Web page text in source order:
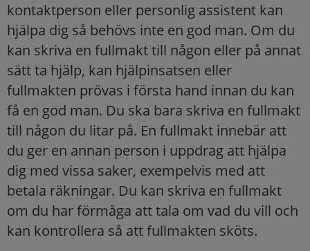
kontaktperson eller personlig assistent kan
hjälpa dig så behövs inte en god man. Om du
kan skriva en fullmakt till någon eller på annat
sätt ta hjälp, kan hjälpinsatsen eller
fullmakten prövas i första hand innan du kan
få en god man. Du ska bara skriva en fullmakt
till någon du litar på. En fullmakt innebär att
du ger en annan person i uppdrag att hjälpa
dig med vissa saker, exempelvis med att
betala räkningar. Du kan skriva en fullmakt
om du har förmåga att tala om vad du vill och
kan kontrollera så att fullmakten sköts.